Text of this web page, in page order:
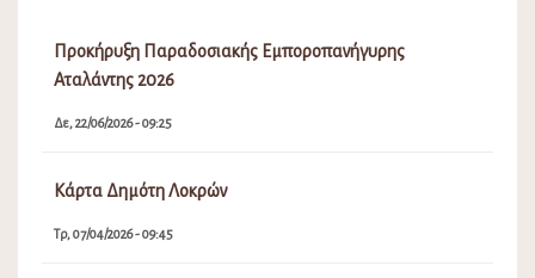
Προκήρυξη Παραδοσιακής Εμποροπανήγυρης
Αταλάντης 2026
Δε, 22/06/2026 - 09:25
Κάρτα Δημότη Λοκρών
Τρ, 07/04/2026 - 09:45